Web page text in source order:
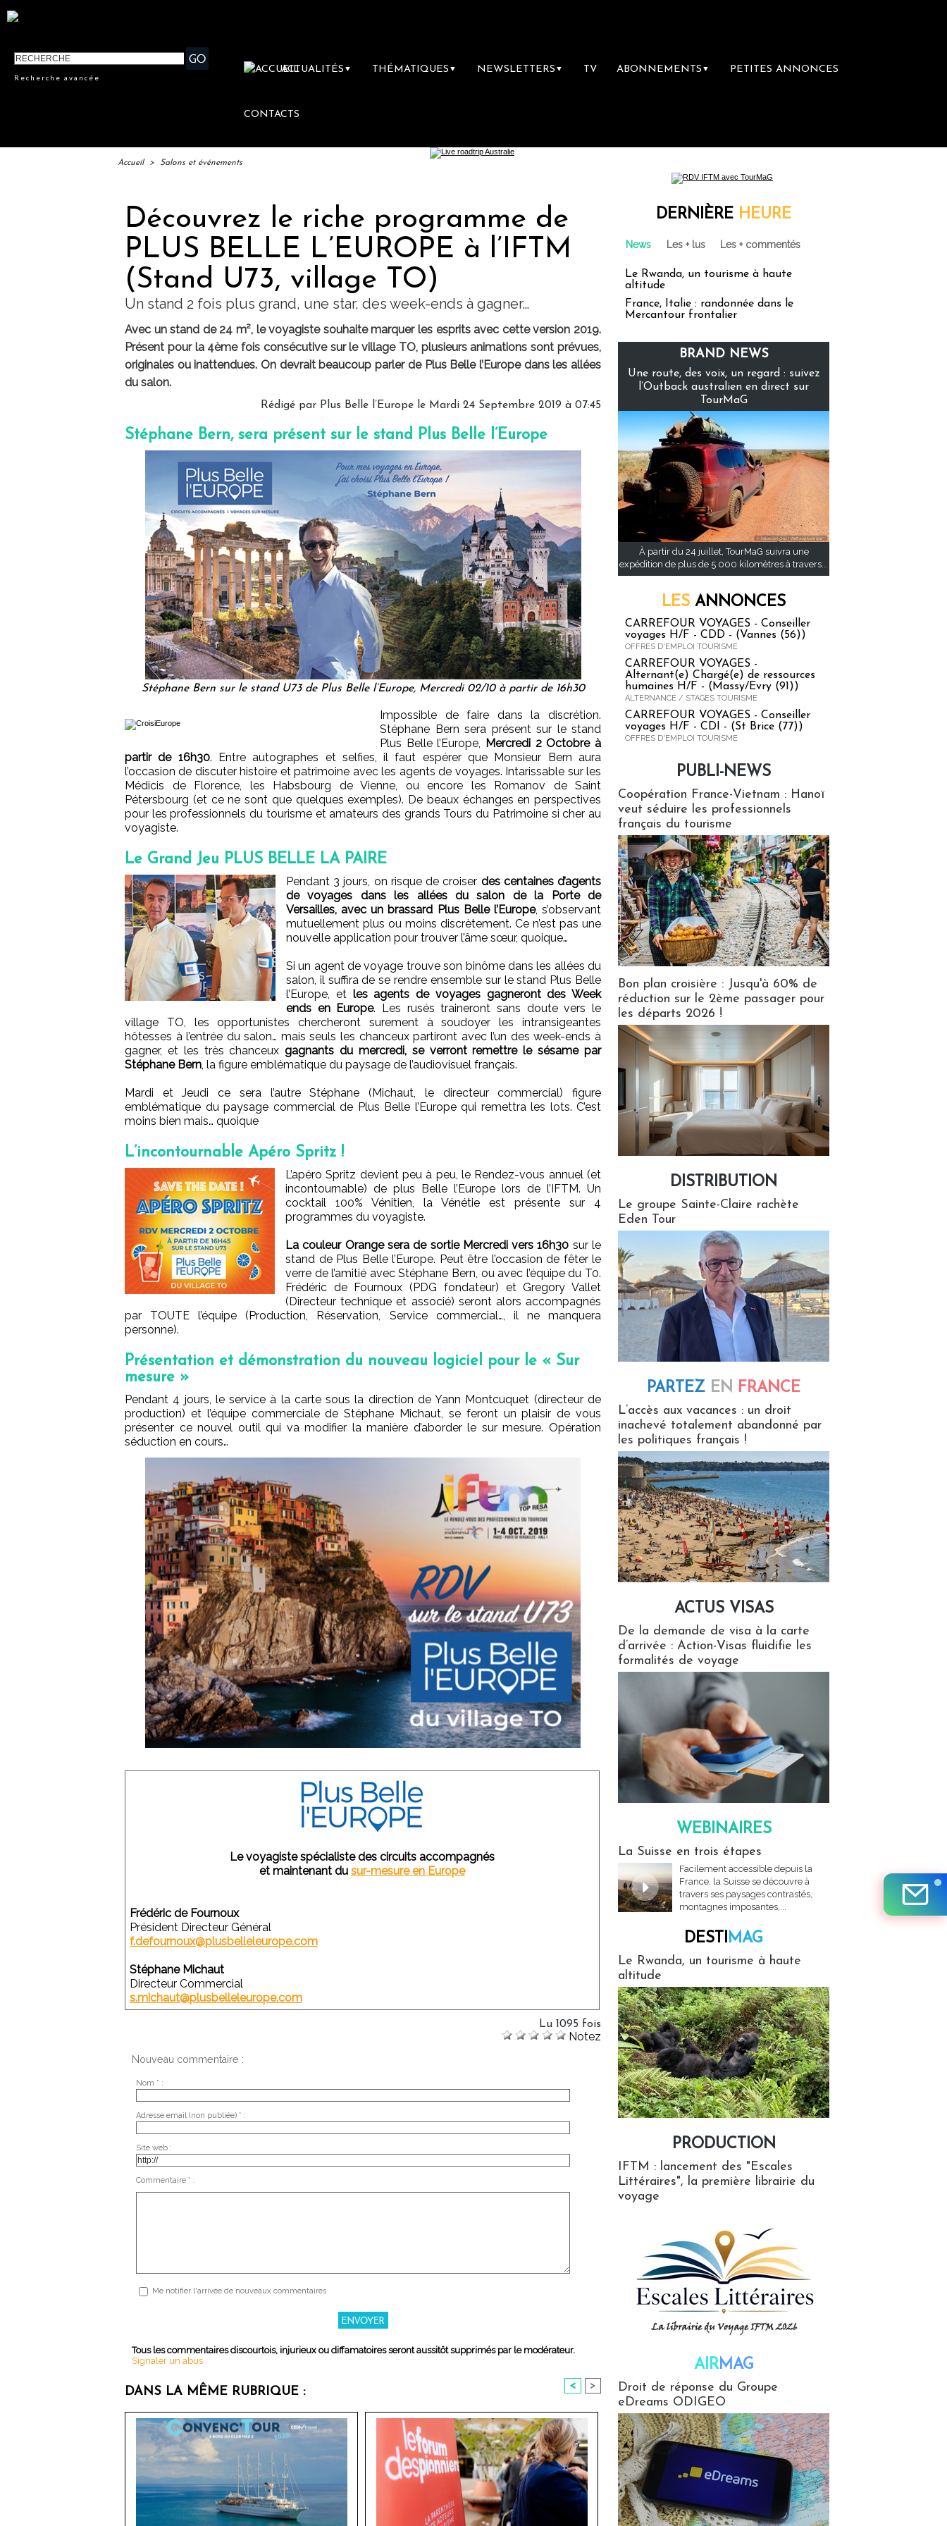
Recherche avancée
ACTUALITÉS ▼ THÉMATIQUES ▼ NEWSLETTERS ▼ TV ABONNEMENTS ▼ PETITES ANNONCES
CONTACTS
Accueil > Salons et événements
Découvrez le riche programme de
PLUS BELLE L’EUROPE à l’IFTM
(Stand U73, village TO)
Un stand 2 fois plus grand, une star, des week-ends à gagner…
Avec un stand de 24 m², le voyagiste souhaite marquer les esprits avec cette version 2019.
Présent pour la 4ème fois consécutive sur le village TO, plusieurs animations sont prévues,
originales ou inattendues. On devrait beaucoup parler de Plus Belle l’Europe dans les allées
du salon.
Rédigé par Plus Belle l’Europe le Mardi 24 Septembre 2019 à 07:45
Stéphane Bern, sera présent sur le stand Plus Belle l’Europe
Stéphane Bern sur le stand U73 de Plus Belle l’Europe, Mercredi 02/10 à partir de 16h30
Impossible de faire dans la discrétion.
Stéphane Bern sera présent sur le stand
Plus Belle l’Europe, Mercredi 2 Octobre à
partir de 16h30. Entre autographes et selfies, il faut espérer que Monsieur Bern aura
l’occasion de discuter histoire et patrimoine avec les agents de voyages. Intarissable sur les
Médicis de Florence, les Habsbourg de Vienne, ou encore les Romanov de Saint
Pétersbourg (et ce ne sont que quelques exemples). De beaux échanges en perspectives
pour les professionnels du tourisme et amateurs des grands Tours du Patrimoine si cher au
voyagiste.
Le Grand Jeu PLUS BELLE LA PAIRE
Pendant 3 jours, on risque de croiser des centaines d’agents
de voyages dans les allées du salon de la Porte de
Versailles, avec un brassard Plus Belle l’Europe, s’observant
mutuellement plus ou moins discrètement. Ce n’est pas une
nouvelle application pour trouver l’âme sœur, quoique…
Si un agent de voyage trouve son binôme dans les allées du
salon, il suffira de se rendre ensemble sur le stand Plus Belle
l’Europe, et les agents de voyages gagneront des Week
ends en Europe. Les rusés traineront sans doute vers le
village TO, les opportunistes chercheront surement à soudoyer les intransigeantes
hôtesses à l’entrée du salon… mais seuls les chanceux partiront avec l’un des week-ends à
gagner, et les très chanceuxgagnants du mercredi, se verront remettre le sésame par
Stéphane Bern, la figure emblématique du paysage de l’audiovisuel français.
Mardi et Jeudi ce sera l’autre Stéphane (Michaut, le directeur commercial) figure
emblématique du paysage commercial de Plus Belle l’Europe qui remettra les lots. C’est
moins bien mais… quoique
L’incontournable Apéro Spritz !
L’apéro Spritz devient peu à peu, le Rendez-vous annuel (et
incontournable) de plus Belle l’Europe lors de l’IFTM. Un
cocktail 100% Vénitien, la Vénétie est présente sur 4
programmes du voyagiste.
La couleur Orange sera de sortie Mercredi vers 16h30 sur le
stand de Plus Belle l’Europe. Peut être l’occasion de fêter le
verre de l’amitié avec Stéphane Bern, ou avec l’équipe du T0.
Frédéric de Fournoux (PDG fondateur) et Gregory Vallet
(Directeur technique et associé) seront alors accompagnés
par TOUTE l’équipe (Production, Réservation, Service commercial…, il ne manquera
personne).
Présentation et démonstration du nouveau logiciel pour le « Sur
mesure »
Pendant 4 jours, le service à la carte sous la direction de Yann Montcuquet (directeur de
production) et l’équipe commerciale de Stéphane Michaut, se feront un plaisir de vous
présenter ce nouvel outil qui va modifier la manière d’aborder le sur mesure. Opération
séduction en cours…
Le voyagiste spécialiste des circuits accompagnés
et maintenant du sur-mesure en Europe
Frédéric de Fournoux
Président Directeur Général
f.defournoux@plusbelleleurope.com
Stéphane Michaut
Directeur Commercial
s.michaut@plusbelleleurope.com
Lu 1095 fois
Notez
Nouveau commentaire :
Nom * :
Adresse email (non publiée) * :
Site web :
Commentaire * :
Me notifier l'arrivée de nouveaux commentaires
Tous les commentaires discourtois, injurieux ou diffamatoires seront aussitôt supprimés par le modérateur.
Signaler un abus
DANS LA MÊME RUBRIQUE : < >
DERNIÈRE HEURE
News Les + lus Les + commentés
Le Rwanda, un tourisme à haute
altitude
France, Italie : randonnée dans le
Mercantour frontalier
BRAND NEWS
Une route, des voix, un regard : suivez
l’Outback australien en direct sur
TourMaG
À partir du 24 juillet, TourMaG suivra une
expédition de plus de 5 000 kilomètres à travers...
LES ANNONCES
CARREFOUR VOYAGES - Conseiller
voyages H/F - CDD - (Vannes (56))
OFFRES D'EMPLOI TOURISME
CARREFOUR VOYAGES -
Alternant(e) Chargé(e) de ressources
humaines H/F - (Massy/Evry (91))
ALTERNANCE / STAGES TOURISME
CARREFOUR VOYAGES - Conseiller
voyages H/F - CDI - (St Brice (77))
OFFRES D'EMPLOI TOURISME
PUBLI-NEWS
Coopération France-Vietnam : Hanoï
veut séduire les professionnels
français du tourisme
Bon plan croisière : Jusqu'à 60% de
réduction sur le 2ème passager pour
les départs 2026 !
DISTRIBUTION
Le groupe Sainte-Claire rachète
Eden Tour
PARTEZ EN FRANCE
L’accès aux vacances : un droit
inachevé totalement abandonné par
les politiques français !
ACTUS VISAS
De la demande de visa à la carte
d’arrivée : Action-Visas fluidifie les
formalités de voyage
WEBINAIRES
La Suisse en trois étapes
Facilement accessible depuis la
France, la Suisse se découvre à
travers ses paysages contrastés,
montagnes imposantes,...
DESTIMAG
Le Rwanda, un tourisme à haute
altitude
PRODUCTION
IFTM : lancement des "Escales
Littéraires", la première librairie du
voyage
AIRMAG
Droit de réponse du Groupe
eDreams ODIGEO